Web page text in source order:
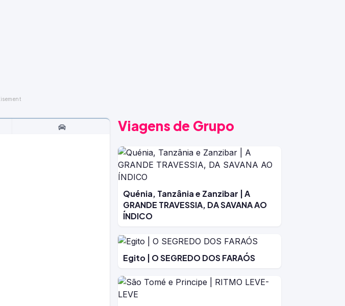
Viagens de Grupo
Quénia, Tanzânia e Zanzibar | A
GRANDE TRAVESSIA, DA SAVANA AO
ÍNDICO
Egito | O SEGREDO DOS FARAÓS